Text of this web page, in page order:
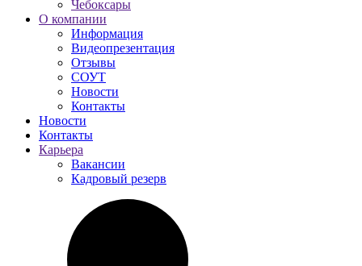
Чебоксары
О компании
Информация
Видеопрезентация
Отзывы
СОУТ
Новости
Контакты
Новости
Контакты
Карьера
Вакансии
Кадровый резерв